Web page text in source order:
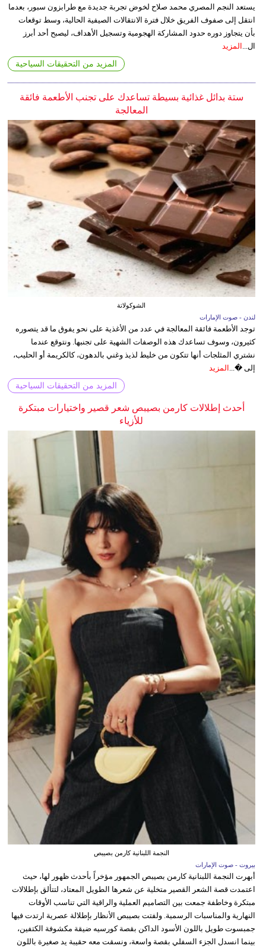
يستعد النجم المصري محمد صلاح لخوض تجربة جديدة مع طرابزون سبور، بعدما
انتقل إلى صفوف الفريق خلال فترة الانتقالات الصيفية الحالية، وسط توقعات
بأن يتجاوز دوره حدود المشاركة الهجومية وتسجيل الأهداف، ليصبح أحد أبرز
ال... المزيد
المزيد من التحقيقات السياحية
ستة بدائل غذائية بسيطة تساعدك على تجنب الأطعمة فائقة
المعالجة
الشوكولاتة
لندن - صوت الإمارات
توجد الأطعمة فائقة المعالجة في عدد من الأغذية على نحو يفوق ما قد يتصوره
كثيرون، وسوف تساعدك هذه الوصفات الشهية على تجنبها. ونتوقع عندما
نشتري المثلجات أنها تتكون من خليط لذيذ وغني بالدهون، كالكريمة أو الحليب،
إلى �... المزيد
المزيد من التحقيقات السياحية
أحدث إطلالات كارمن بصيبص شعر قصير واختيارات مبتكرة
للأزياء
النجمة اللبنانية كارمن بصيبص
بيروت - صوت الإمارات
أبهرت النجمة اللبنانية كارمن بصيبص الجمهور مؤخراً بأحدث ظهور لها، حيث
اعتمدت قصة الشعر القصير متخلية عن شعرها الطويل المعتاد، لتتألق بإطلالات
مبتكرة وخاطفة جمعت بين التصاميم العملية والراقية التي تناسب الأوقات
النهارية والمناسبات الرسمية. ولفتت بصيبص الأنظار بإطلالة عصرية ارتدت فيها
جمبسوت طويل باللون الأسود الداكن بقصة كورسيه ضيقة مكشوفة الكتفين،
بينما انسدل الجزء السفلي بقصة واسعة، ونسقت معه حقيبة يد صغيرة باللون